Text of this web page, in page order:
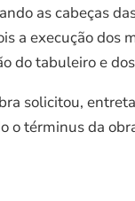
as cabeças
a execução dos
do tabuleiro e
solicitou,
o términus da